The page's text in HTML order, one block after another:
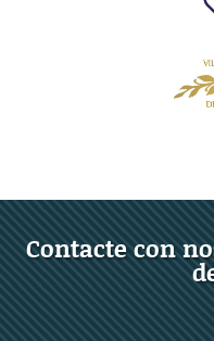
Contacte con